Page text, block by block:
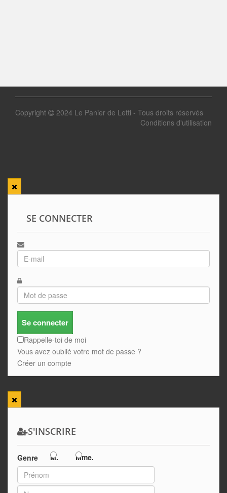
Copyright
2024 Le Panier de Letti - Tous droits réservés
Conditions d'utilisation
SE CONNECTER
Se connecter
Rappelle-toi de moi
Vous avez oublié votre mot de passe ?
Créer un compte
S'INSCRIRE
Genre M. Mme.